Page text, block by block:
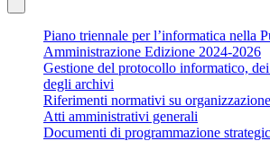
Piano triennale per l’informatica nella
Amministrazione Edizione 2024-2026
Gestione del protocollo informatico,
degli archivi
Riferimenti normativi su
Atti amministrativi generali
Documenti di programmazione